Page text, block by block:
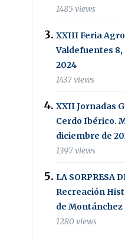
1485 views
XXIII Feria
Valdefuentes 8,
2024
1437 views
XXII Jornadas
Cerdo Ibérico.
diciembre de
1397 views
LA SORPRESA
Recreación
de Montánchez
1280 views